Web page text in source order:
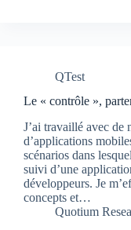
QTest
Le « contrôle »,
J’ai travaillé avec de
d’applications
scénarios dans
suivi d’une
développeurs. Je
concepts et…
Quotium